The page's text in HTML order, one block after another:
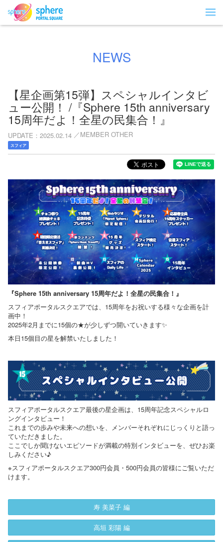
NEWS
【星企画第15弾】スペシャルインタビ
ュー公開！ /『Sphere 15th anniversary
15周年だよ！全星の民集合！』
UPDATE 2025.02.14 MEMBER OTHER
スフィア
『Sphere 15th anniversary 15周年だよ！全星の民集合！』
スフィアポータルスクエアでは、15周年をお祝いする様々な企画を計
画中！
2025年2月までに15個の★が少しずつ開いていきます✨
本日15個目の星を解禁いたしました！
スフィアポータルスクエア最後の星企画は、15周年記念スペシャルロ
ングインタビュー！
これまでの歩みや未来への想いを、メンバーそれぞれにじっくりと語っ
ていただきました。
ここでしか聞けないエピソードが満載の特別インタビューを、ぜひお楽
しみください♪
※スフィアポータルスクエア300円会員・500円会員の皆様にご覧いただ
けます。
寿 美菜子 編
高垣 彩陽 編